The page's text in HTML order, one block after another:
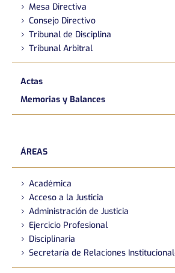
Mesa Directiva
Consejo Directivo
Tribunal de Disciplina
Tribunal Arbitral
Actas
Memorias y Balances
ÁREAS
Académica
Acceso a la Justicia
Administración de Justicia
Ejercicio Profesional
Disciplinaria
Secretaría de Relaciones